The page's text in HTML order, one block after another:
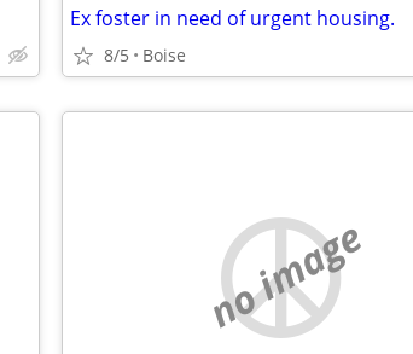
Ex foster in need of urgent housing.
8/5 Boise
no image